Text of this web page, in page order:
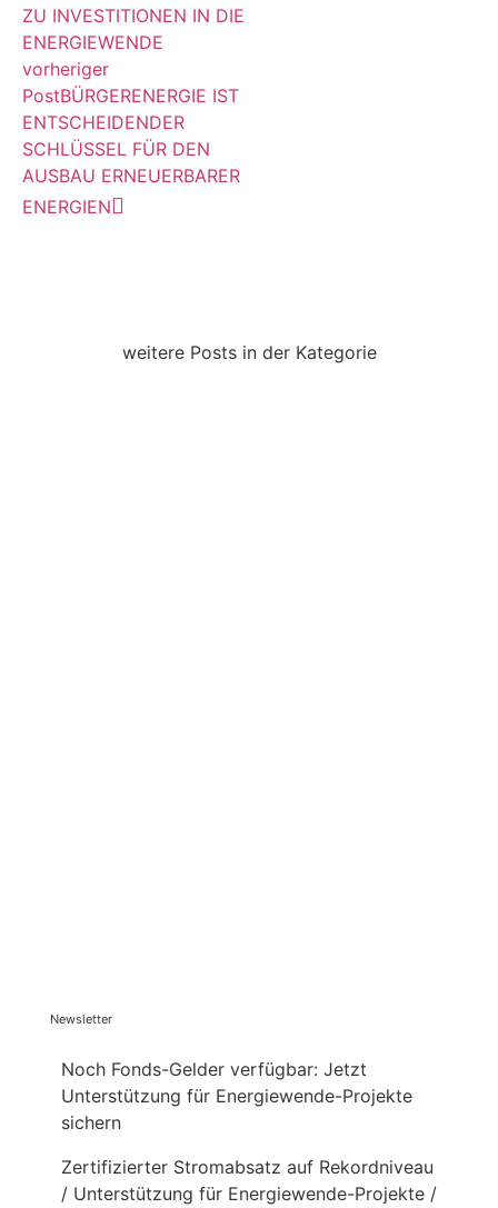
ZU INVESTITIONEN IN DIE
ENERGIEWENDE
vorheriger
PostBÜRGERENERGIE IST
ENTSCHEIDENDER
SCHLÜSSEL FÜR DEN
AUSBAU ERNEUERBARER
ENERGIEN
weitere Posts in der Kategorie
Newsletter
Noch Fonds-Gelder verfügbar: Jetzt
Unterstützung für Energiewende-Projekte
sichern
Zertifizierter Stromabsatz auf Rekordniveau
/ Unterstützung für Energiewende-Projekte /